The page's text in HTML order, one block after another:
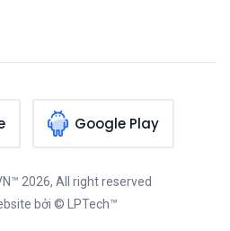
Google Play
2026, All right reserved
bởi © LPTech™